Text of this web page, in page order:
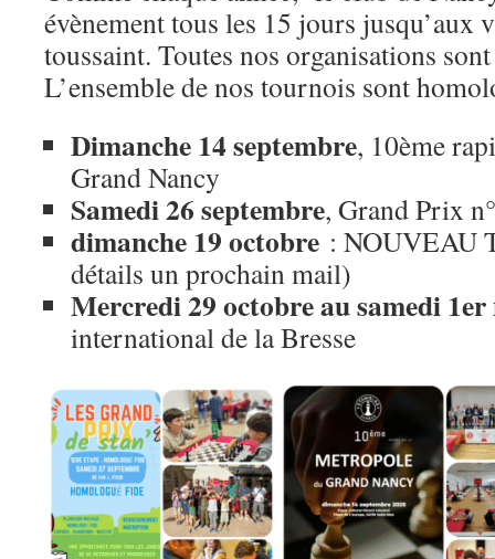
évènement tous les 15 jours jusqu’aux
toussaint. Toutes nos organisations
L’ensemble de nos tournois sont
Dimanche 14 septembre, 10ème
Grand Nancy
Samedi 26 septembre, Grand Prix
dimanche 19 octobre : NOUVEAU
détails un prochain mail)
Mercredi 29 octobre au samedi
international de la Bresse